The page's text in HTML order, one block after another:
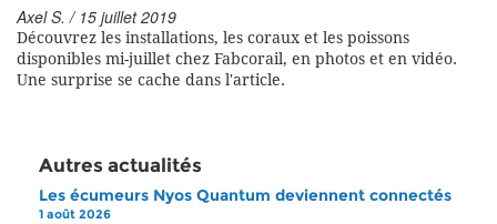
Axel S. / 15 juillet 2019
Découvrez les installations, les coraux et les poissons
disponibles mi-juillet chez Fabcorail, en photos et en vidéo.
Une surprise se cache dans l'article.
Autres actualités
Les écumeurs Nyos Quantum deviennent connectés
1 août 2026